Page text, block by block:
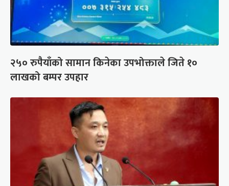
२५० रुपैयाँको सामान किनेका उपभोक्ताले जिते १०
लाखको बम्पर उपहार